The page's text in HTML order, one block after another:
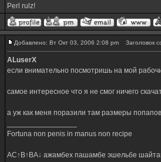
Perl rulz!
Добавлено: Вт Окт 03, 2006 2:08 pm Заголовок
ALuserX
если внимательно посмотришь на мой
самое интересное что я не смог ничего
а уж как меня поразили там размеры
Fortuna non penis in manus non recipe
AC↑B↑BA↓ ажамбех пашамбе эшельбе